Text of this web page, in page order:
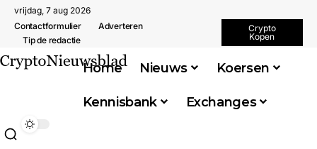
vrijdag, 7 aug 2026
Contactformulier
Adverteren
Tip de redactie
Crypto
Kopen
Home Nieuws Koersen
Kennisbank Exchanges